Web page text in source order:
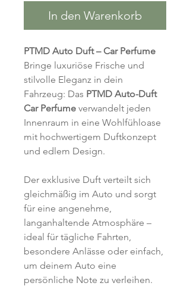
In den Warenkorb
PTMD Auto Duft – Car Perfume
Bringe luxuriöse Frische und
stilvolle Eleganz in dein
Fahrzeug: Das PTMD Auto-Duft
Car Perfume verwandelt jeden
Innenraum in eine Wohlfühloase
mit hochwertigem Duftkonzept
und edlem Design.
Der exklusive Duft verteilt sich
gleichmäßig im Auto und sorgt
für eine angenehme,
langanhaltende Atmosphäre –
ideal für tägliche Fahrten,
besondere Anlässe oder einfach,
um deinem Auto eine
persönliche Note zu verleihen.